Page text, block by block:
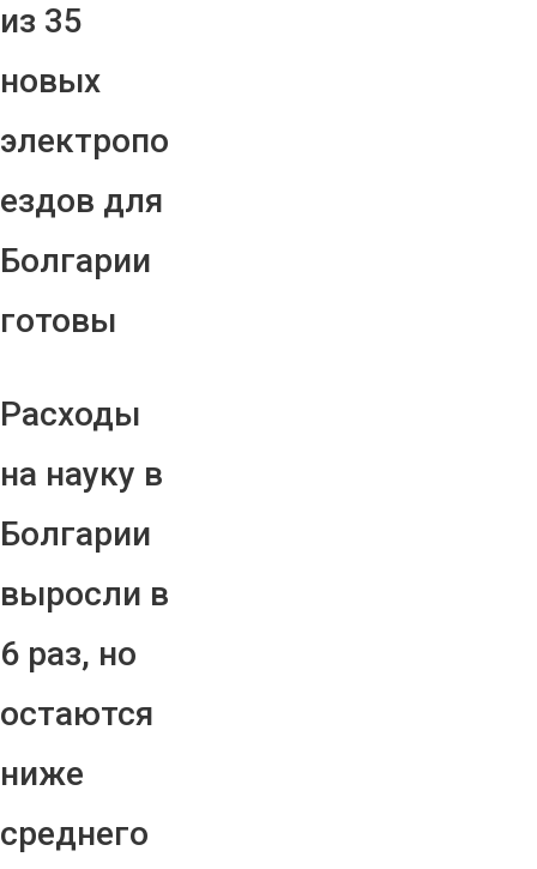
из 35
новых
электропо
ездов для
Болгарии
готовы
Расходы
на науку в
Болгарии
выросли в
6 раз, но
остаются
ниже
среднего